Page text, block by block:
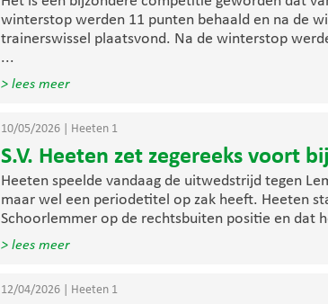
winterstop werden 11 punten behaald en na de
trainerswissel plaatsvond. Na de winterstop
...
> lees meer
10/05/2026| Heeten 1
S.V. Heeten zet zegereeks voort
Heeten speelde vandaag de uitwedstrijd tegen
maar wel een periodetitel op zak heeft. Heeten
Schoorlemmer op de rechtsbuiten positie en dat
> lees meer
12/04/2026| Heeten 1